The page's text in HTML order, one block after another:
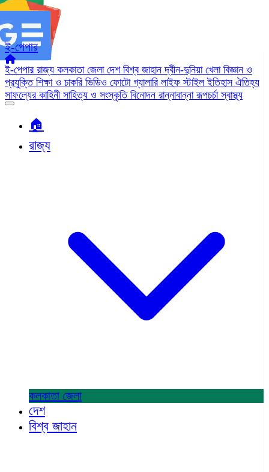
ই-পেপার
ই-পেপার রাজ্য কলকাতা জেলা দেশ বিশ্ব জাহানদ্বীন-দুনিয়া খেলা বিজ্ঞান ও
প্রযুক্তি শিক্ষা ও চাকরি ভিডিও ফোটো গ্যালারি লাইফ স্টাইলইতিহাস ঐতিহ্য
সাফল্যের কাহিনী সাহিত্য ও সংস্কৃতি বিনোদন রান্নাবান্নারূপচর্চাস্বাস্থ্য
🏠︎
রাজ্য
কলকাতা জেলা
দেশ
বিশ্ব জাহান